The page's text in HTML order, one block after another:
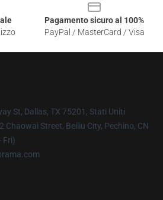
Pagamento sicuro al 100%
PayPal / MasterCard / Visa
St, Dallas, TX 75201, Stati Uniti
Chaowai Street, Beiliu City, Pechino, CN
Fri)